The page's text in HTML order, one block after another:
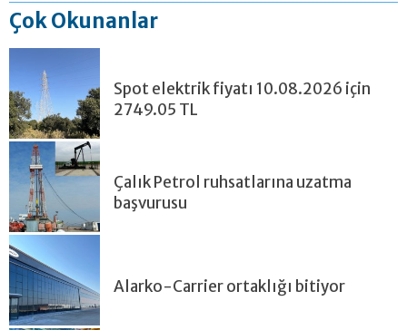
Çok Okunanlar
Spot elektrik fiyatı 10.08.2026 için
2749.05 TL
Çalık Petrol ruhsatlarına uzatma
başvurusu
Alarko-Carrier ortaklığı bitiyor